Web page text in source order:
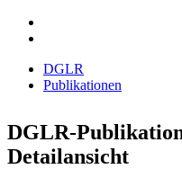
DGLR
Publikationen
DGLR-
Detailansicht